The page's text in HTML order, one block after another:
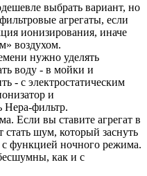
выбрать вариант, но
агрегаты, если
ионизирования, иначе
воздухом.
нужно уделять
воду - в мойки и
- с электростатическим
и
Нера-фильтр.
Если вы ставите агрегат в
шум, который заснуть
функцией ночного режима.
как и с